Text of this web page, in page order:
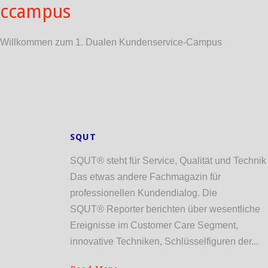
ccampus
Willkommen zum 1. Dualen Kundenservice-Campus
SQUT
SQUT® steht für Service, Qualität und Technik
Das etwas andere Fachmagazin für
professionellen Kundendialog. Die
SQUT® Reporter berichten über wesentliche
Ereignisse im Customer Care Segment,
innovative Techniken, Schlüsselfiguren der...